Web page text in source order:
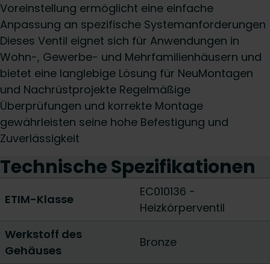
Voreinstellung ermöglicht eine einfache
Anpassung an spezifische Systemanforderungen
Dieses Ventil eignet sich für Anwendungen in
Wohn-, Gewerbe- und Mehrfamilienhäusern und
bietet eine langlebige Lösung für NeuMontagen
und Nachrüstprojekte Regelmäßige
Überprüfungen und korrekte Montage
gewährleisten seine hohe Befestigung und
Zuverlässigkeit
Technische Spezifikationen
ETIM-Klasse
EC010136 -
Heizkörperventil
Werkstoff des
Gehäuses
Bronze